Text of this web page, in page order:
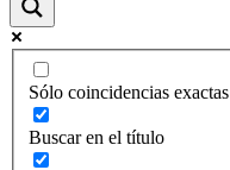
Sólo coincidencias exactas
Buscar en el título